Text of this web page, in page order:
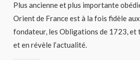
Plus ancienne et plus importante
Orient de France est à la fois fidèle
fondateur, les Obligations de 1723,
et en révèle l’actualité.